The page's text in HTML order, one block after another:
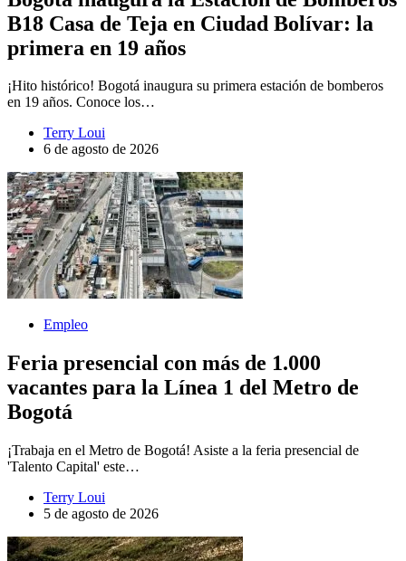
B18 Casa de Teja en Ciudad Bolívar: la
primera en 19 años
¡Hito histórico! Bogotá inaugura su primera estación de bomberos
en 19 años. Conoce los…
Terry Loui
6 de agosto de 2026
Empleo
Feria presencial con más de 1.000
vacantes para la Línea 1 del Metro de
Bogotá
¡Trabaja en el Metro de Bogotá! Asiste a la feria presencial de
'Talento Capital' este…
Terry Loui
5 de agosto de 2026